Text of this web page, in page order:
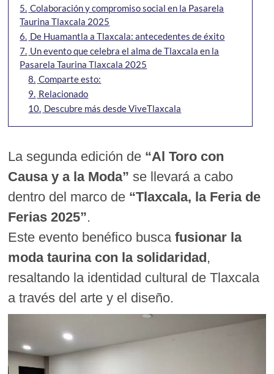
5. Colaboración y compromiso social en la Pasarela
Taurina Tlaxcala 2025
6. De Huamantla a Tlaxcala: antecedentes de éxito
7. Un evento que celebra el alma de Tlaxcala en la
Pasarela Taurina Tlaxcala 2025
8. Comparte esto:
9. Relacionado
10. Descubre más desde ViveTlaxcala
La segunda edición de “Al Toro con
Causa y a la Moda” se llevará a cabo
dentro del marco de “Tlaxcala, la Feria de
Ferias 2025”.
Este evento benéfico buscafusionar la
moda taurina con la solidaridad,
resaltando la identidad cultural de Tlaxcala
a través del arte y el diseño.